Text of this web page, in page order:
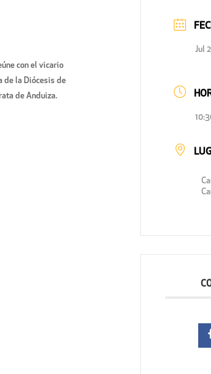
con el vicario
de la Diócesis de
de Anduiza.
Jul